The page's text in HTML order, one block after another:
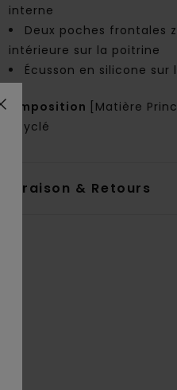
interne
Deux poches frontales
intérieure sur la poitrine
Écusson en silicone sur
Composition
[Matière
Recyclé
Livraison & Retours